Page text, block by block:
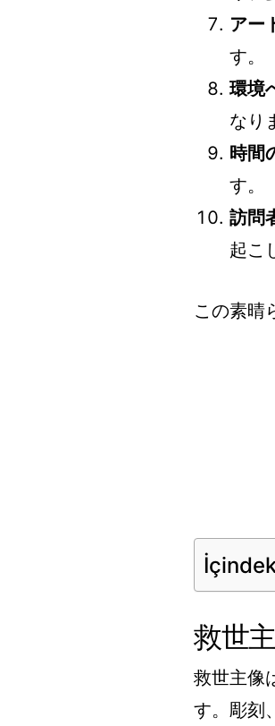
アー
す。
環境
なり
時間
す。
訪問
起こ
この素晴
救世
救世主像
す。彫刻